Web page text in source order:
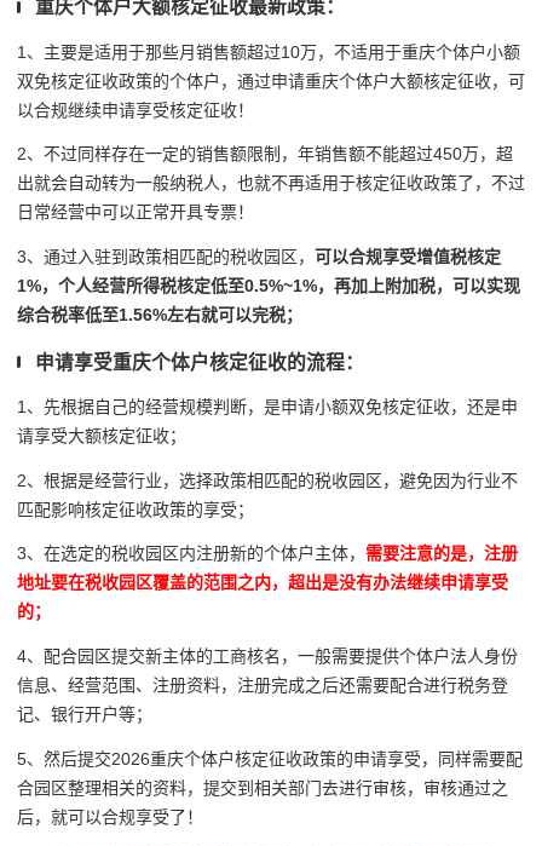
重庆个体户大额核定征收最新政策：
1、主要是适用于那些月销售额超过10万，不适用于重庆个体户小额
双免核定征收政策的个体户，通过申请重庆个体户大额核定征收，可
以合规继续申请享受核定征收！
2、不过同样存在一定的销售额限制，年销售额不能超过450万，超
出就会自动转为一般纳税人，也就不再适用于核定征收政策了，不过
日常经营中可以正常开具专票！
3、通过入驻到政策相匹配的税收园区， 可以合规享受增值税核定
1%，个人经营所得税核定低至0.5%~1%，再加上附加税，可以实现
综合税率低至1.56%左右就可以完税；
申请享受重庆个体户核定征收的流程：
1、先根据自己的经营规模判断，是申请小额双免核定征收，还是申
请享受大额核定征收；
2、根据是经营行业，选择政策相匹配的税收园区，避免因为行业不
匹配影响核定征收政策的享受；
3、在选定的税收园区内注册新的个体户主体， 需要注意的是，注册
地址要在税收园区覆盖的范围之内，超出是没有办法继续申请享受
的；
4、配合园区提交新主体的工商核名，一般需要提供个体户法人身份
信息、经营范围、注册资料，注册完成之后还需要配合进行税务登
记、银行开户等；
5、然后提交2026重庆个体户核定征收政策的申请享受，同样需要配
合园区整理相关的资料，提交到相关部门去进行审核，审核通过之
后，就可以合规享受了！